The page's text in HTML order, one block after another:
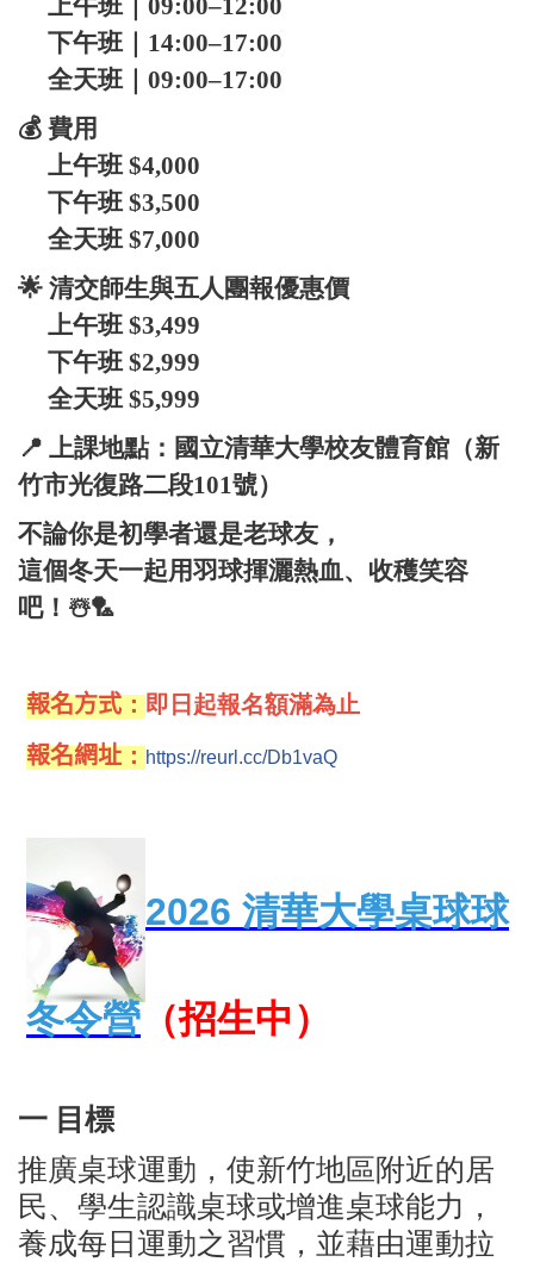
上午班｜09:00–12:00
下午班｜14:00–17:00
全天班｜09:00–17:00
💰 費用
上午班 $4,000
下午班 $3,500
全天班 $7,000
🌟 清交師生與五人團報優惠價
上午班 $3,499
下午班 $2,999
全天班 $5,999
📍 上課地點：國立清華大學校友體育館（新
竹市光復路二段101號）
不論你是初學者還是老球友，
這個冬天一起用羽球揮灑熱血、收穫笑容
吧！☃️🏸
報名方式 ： 即日起報名額滿為止
報名網址 ： https://reurl.cc/Db1vaQ
2026 清華大學桌球球
冬令營 （招生中）
一 目標
推廣桌球運動，使新竹地區附近的居
民、學生認識桌球或增進桌球能力，
養成每日運動之習慣，並藉由運動拉